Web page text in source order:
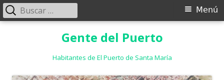
Gente del Puerto
Habitantes de El Puerto de Santa María
Menú
Menú
Buscar: